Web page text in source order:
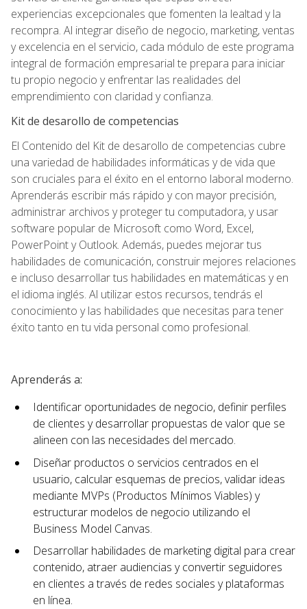
experiencias excepcionales que fomenten la lealtad y la
recompra. Al integrar diseño de negocio, marketing, ventas
y excelencia en el servicio, cada módulo de este programa
integral de formación empresarial te prepara para iniciar
tu propio negocio y enfrentar las realidades del
emprendimiento con claridad y confianza.
Kit de desarollo de competencias
El Contenido del Kit de desarollo de competencias cubre
una variedad de habilidades informáticas y de vida que
son cruciales para el éxito en el entorno laboral moderno.
Aprenderás escribir más rápido y con mayor precisión,
administrar archivos y proteger tu computadora, y usar
software popular de Microsoft como Word, Excel,
PowerPoint y Outlook. Además, puedes mejorar tus
habilidades de comunicación, construir mejores relaciones
e incluso desarrollar tus habilidades en matemáticas y en
el idioma inglés. Al utilizar estos recursos, tendrás el
conocimiento y las habilidades que necesitas para tener
éxito tanto en tu vida personal como profesional.
Aprenderás a:
Identificar oportunidades de negocio, definir perfiles
de clientes y desarrollar propuestas de valor que se
alineen con las necesidades del mercado.
Diseñar productos o servicios centrados en el
usuario, calcular esquemas de precios, validar ideas
mediante MVPs (Productos Mínimos Viables) y
estructurar modelos de negocio utilizando el
Business Model Canvas.
Desarrollar habilidades de marketing digital para crear
contenido, atraer audiencias y convertir seguidores
en clientes a través de redes sociales y plataformas
en línea.